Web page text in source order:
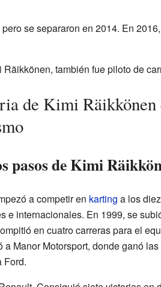
pero se separaron en 2014. En
también fue piloto de
de Kimi Räikkönen
pasos de Kimi
a competir en karting a los
e internacionales. En 1999, se
en cuatro carreras para el
a Manor Motorsport, donde ganó
Ford.